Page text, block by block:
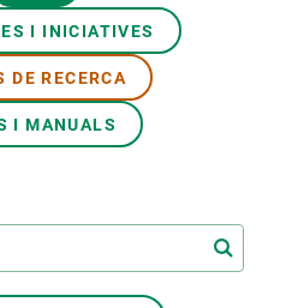
I INICIATIVES
DE RECERCA
I MANUALS